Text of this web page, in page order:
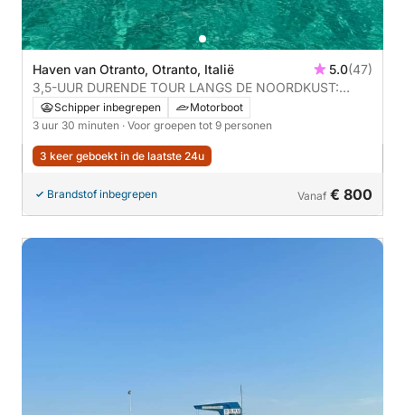
Haven van Otranto, Otranto, Italië 5.0(47)
3,5-UUR DURENDE TOUR LANGS DE NOORDKUST:
Halve dagtour ten noorden van Otranto met aperitief
**aanbevolen**
Schipper inbegrepen
Motorboot
3 uur 30 minuten · Voor groepen tot 9 personen
3 keer geboekt in de laatste 24u
Brandstof inbegrepen Vanaf € 800